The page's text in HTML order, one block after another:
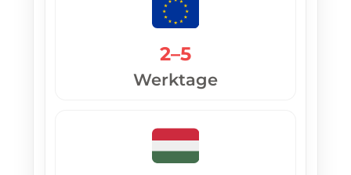
2–5
Werktage